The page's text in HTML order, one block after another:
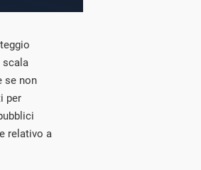
scala
se non
per
relativo a